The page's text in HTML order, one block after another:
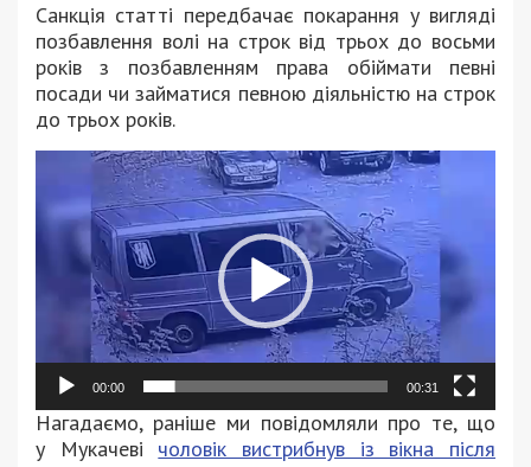
Санкція статті передбачає покарання у вигляді
позбавлення волі на строк від трьох до восьми
років з позбавленням права обіймати певні
посади чи займатися певною діяльністю на строк
до трьох років.
Відеопрогравач
00:00 00:31
Нагадаємо, раніше ми повідомляли про те, що
у Мукачеві чоловік вистрибнув із вікна після